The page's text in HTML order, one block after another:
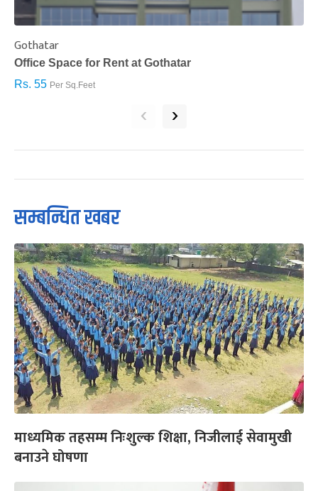
Gothatar
Office Space for Rent at Gothatar
Rs. 55 Per Sq.Feet
‹ ›
सम्बन्धित खबर
माध्यमिक तहसम्म निःशुल्क शिक्षा, निजीलाई सेवामुखी
बनाउने घोषणा